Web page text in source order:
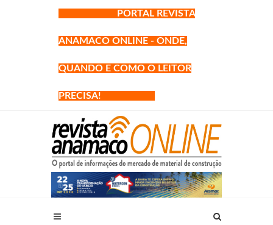
PORTAL REVISTA
ANAMACO ONLINE - ONDE,
QUANDO E COMO O LEITOR
PRECISA!